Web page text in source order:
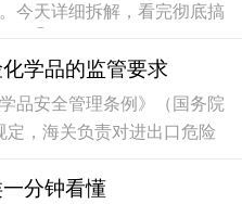
今天详细拆解，看完彻底搞
模式。企业无需向海关递交
、箱单，全部单证线上上
学品的监管要求
品安全管理条例》（国务院
定，海关负责对进出口危险
险化学品及其包装检验监管
分钟看懂